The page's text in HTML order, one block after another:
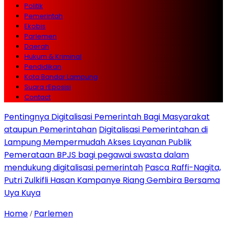
Politik
Pemerintah
Ekobis
Parlemen
Daerah
Hukum & Kriminal
Pendidikan
Kota Bandar Lampung
Suara rEposisi
Contact
Pentingnya Digitalisasi Pemerintah Bagi Masyarakat
ataupun Pemerintahan Digitalisasi Pemerintahan di
Lampung Mempermudah Akses Layanan Publik
Pemerataan BPJS bagi pegawai swasta dalam
mendukung digitalisasi pemerintah Pasca Raffi-Nagita,
Putri Zulkifli Hasan Kampanye Riang Gembira Bersama
Uya Kuya
Home / Parlemen